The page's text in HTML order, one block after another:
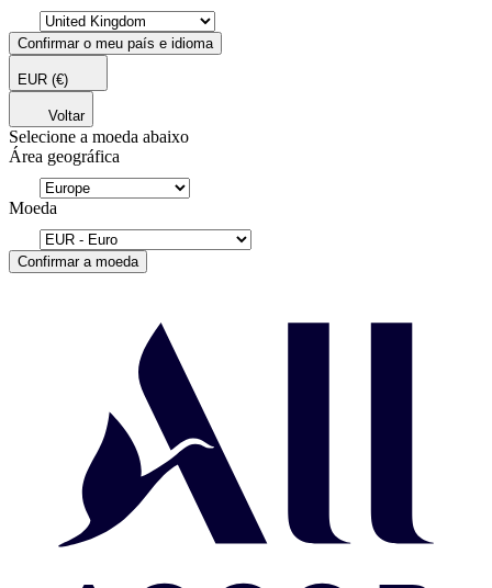
Confirmar o meu país e idioma
EUR (€)
Voltar
Selecione a moeda abaixo
Área geográfica
Moeda
Confirmar a moeda